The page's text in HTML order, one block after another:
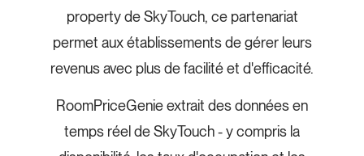
property de SkyTouch, ce partenariat
permet aux établissements de gérer leurs
revenus avec plus de facilité et d'efficacité.
RoomPriceGenie extrait des données en
temps réel de SkyTouch - y compris la